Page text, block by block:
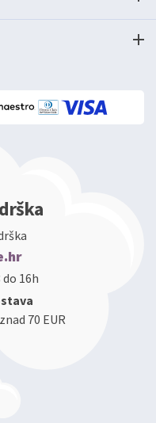
do 16h
70 EUR